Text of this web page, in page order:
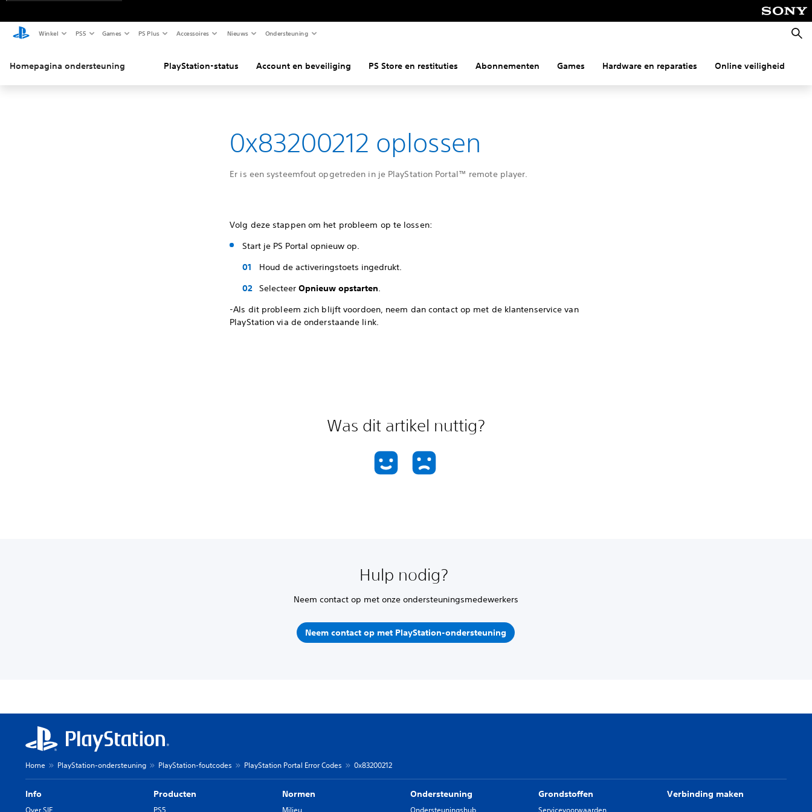
Winkel PS5 Games PS Plus Accessoires Nieuws Ondersteuning
Homepagina ondersteuning PlayStation-status Account en beveiliging PS Store en restituties Abonnementen Games Hardware en reparaties Online veiligheid
0x83200212 oplossen
Er is een systeemfout opgetreden in je PlayStation Portal™ remote player.
Volg deze stappen om het probleem op te lossen:
Start je PS Portal opnieuw op.
Houd de activeringstoets ingedrukt.
SelecteerOpnieuw opstarten.
-Als dit probleem zich blijft voordoen, neem dan contact op met de klantenservice van
PlayStation via de onderstaande link.
Was dit artikel nuttig?
Hulp nodig?
Neem contact op met onze ondersteuningsmedewerkers
Neem contact op met PlayStation-ondersteuning
Home PlayStation-ondersteuning PlayStation-foutcodes PlayStation Portal Error Codes 0x83200212
Info
Over SIE
Producten
PS5
Normen
Milieu
Ondersteuning
Ondersteuningshub
Grondstoffen
Servicevoorwaarden
Verbinding maken